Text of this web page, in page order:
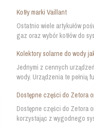
Kotły marki Vaillant
Ostatnio wiele artykułów
gaz oraz wybór kotłów do
Kolektory solarne do wody
Jednymi z cennych
wody. Urządzenia te pełnią
Dostępne części do Zetora
Dostępne części do Zetora
korzystając z wygodnego